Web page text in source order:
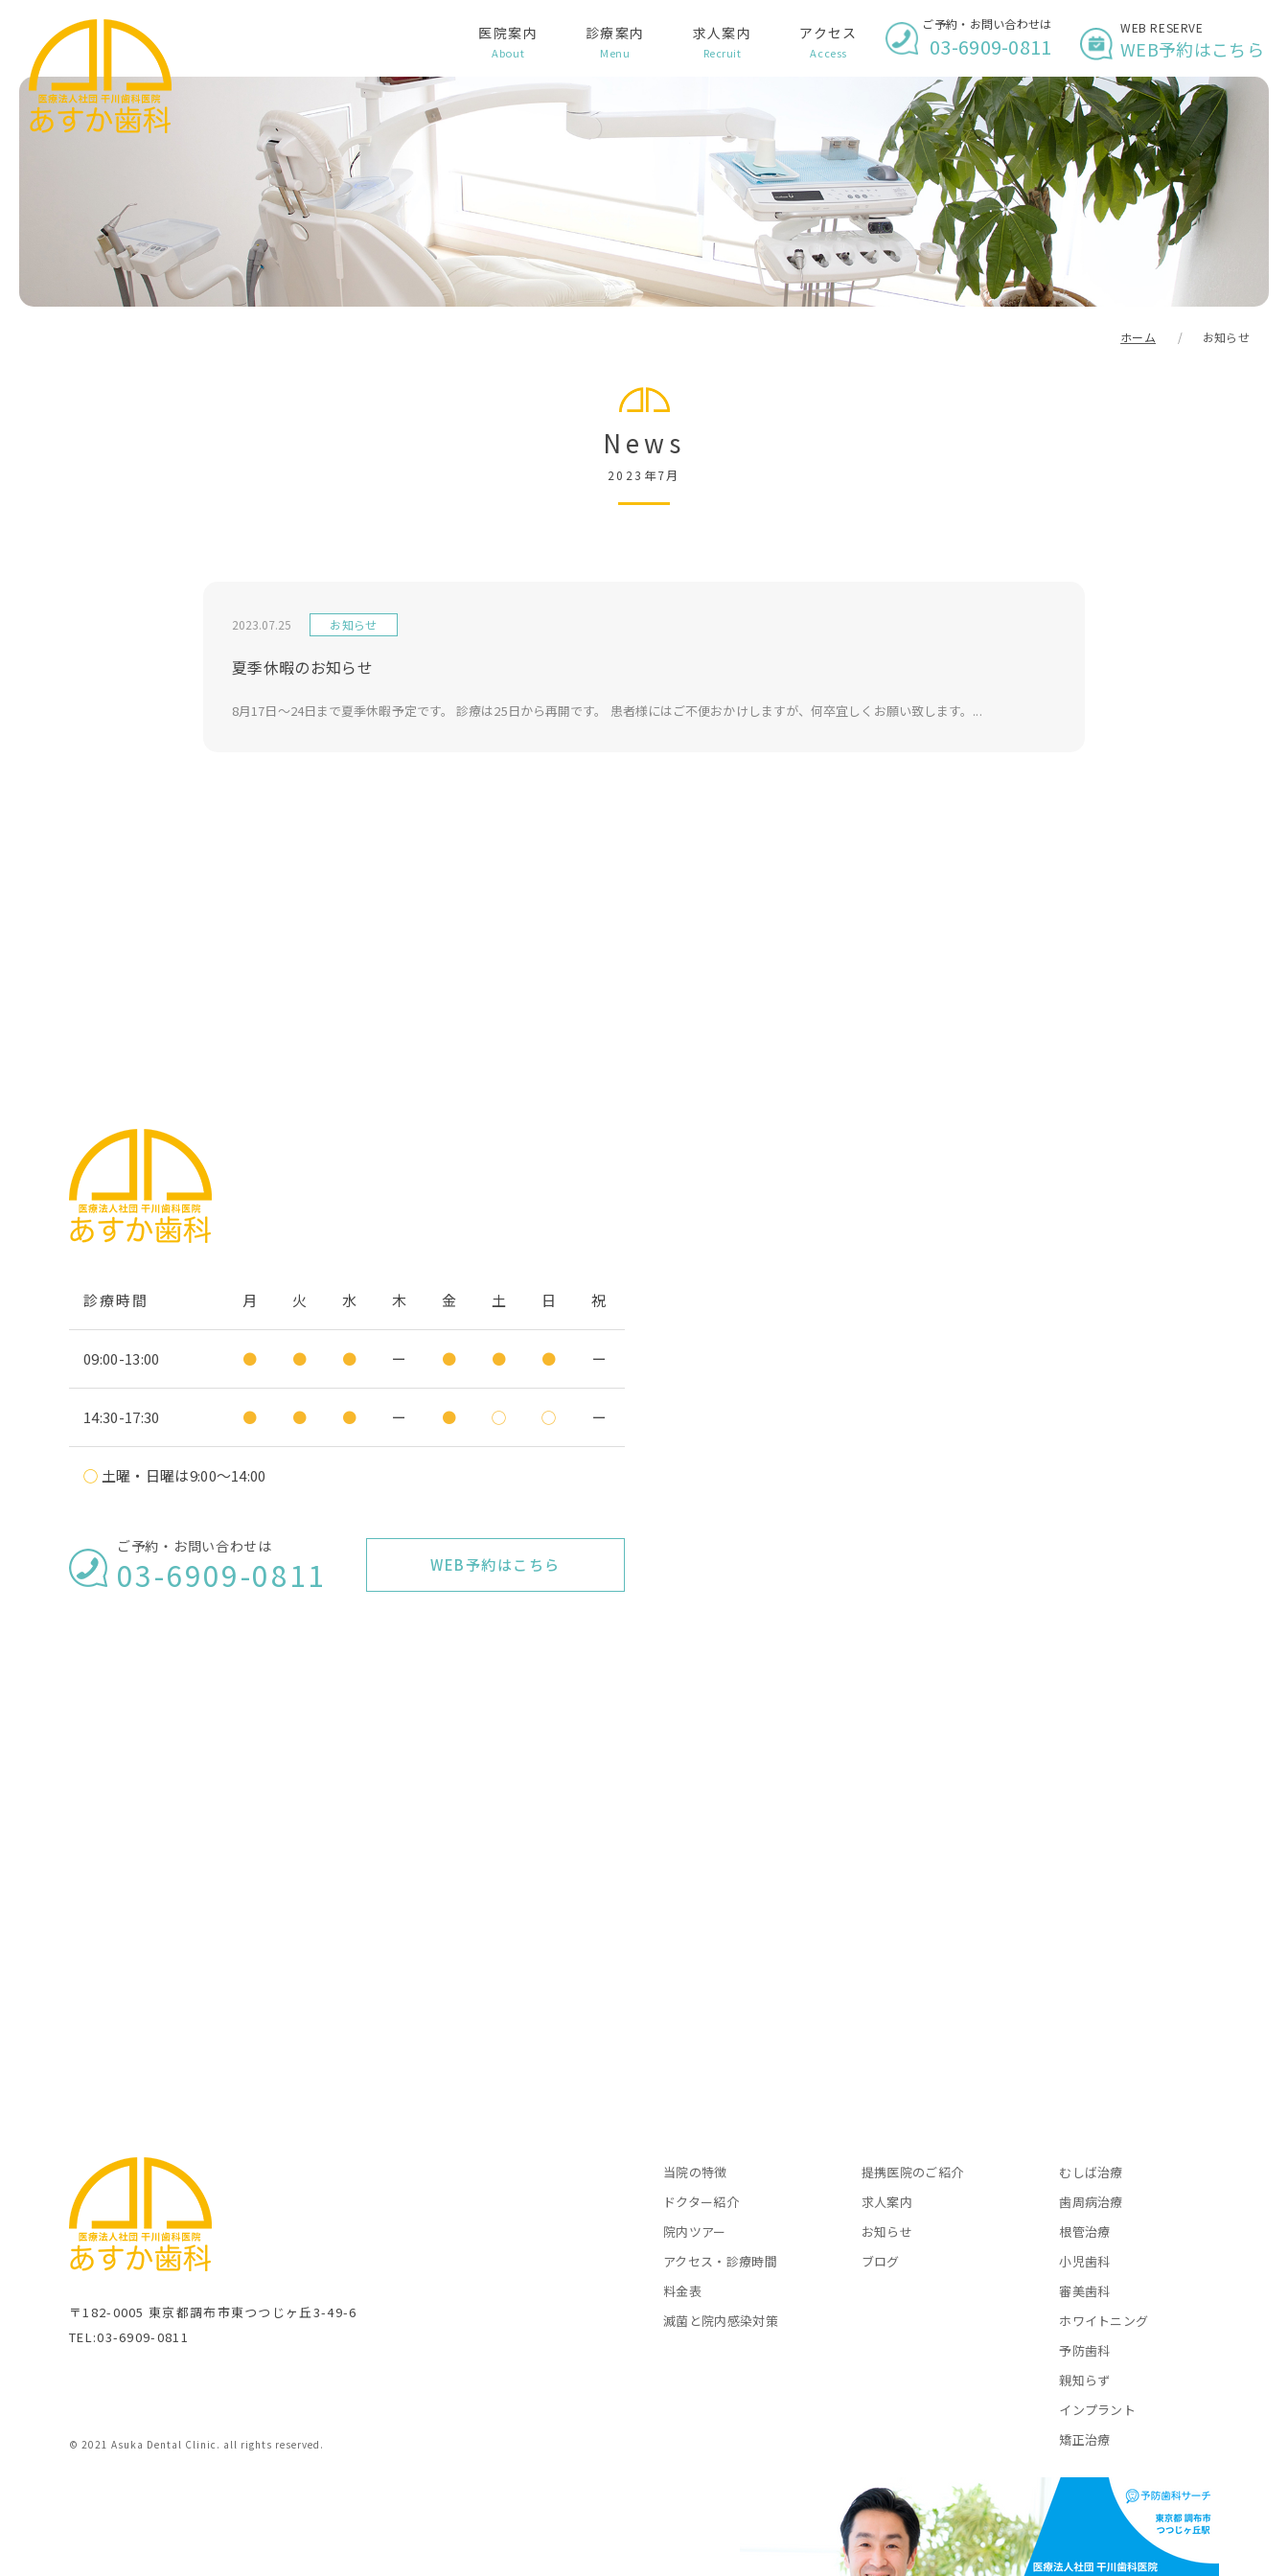
医院案内
About
診療案内
Menu
求人案内
Recruit
アクセス
Access
ご予約・お問い合わせは
03-6909-0811
WEB RESERVE
WEB予約はこちら
ホーム お知らせ
news
2023年7月
2023.07.25 お知らせ
夏季休暇のお知らせ
8月17日〜24日まで夏季休暇予定です。 診療は25日から再開です。 患者様にはご不便おかけしますが、何卒宜しくお願い致します。...
診療時間 月 火 水 木 金 土 日 祝
09:00-13:00 ● ● ● ー ● ● ● ー
14:30-17:30 ● ● ● ー ● ◯ ◯ ー
◯ 土曜・日曜は9:00〜14:00
ご予約・お問い合わせは
03-6909-0811 WEB予約はこちら
〒182-0005 東京都調布市東つつじヶ丘3-49-6
TEL:03-6909-0811
© 2021 Asuka Dental Clinic. all rights reserved.
当院の特徴
ドクター紹介
院内ツアー
アクセス・診療時間
料金表
滅菌と院内感染対策
提携医院のご紹介
求人案内
お知らせ
ブログ
むしば治療
歯周病治療
根管治療
小児歯科
審美歯科
ホワイトニング
予防歯科
親知らず
インプラント
矯正治療